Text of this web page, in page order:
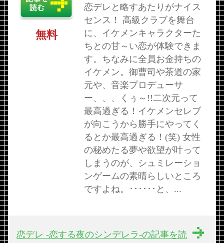
恋デレと略すあたりがナイス
センス！ 高級クラブを舞台
に、イケメンキャラクターた
ちとの甘～い恋が体験できま
す。ちなみに全員お金持ちの
イケメン。御曹司や茶道の家
元や、音楽プロデューサ
ー、、、くぅ～!!二次元って
最高過ぎる！イケメンセレブ
が向こうから勝手にやってく
るとか最高過ぎる！(笑) 女性
の秘めたる夢や欲望が叶って
しまうのが、シュミレーショ
ンゲームの素晴らしいところ
ですよね。･･････と、...
無料
恋デレ -恋する夜のシンデレラ-の記事を読